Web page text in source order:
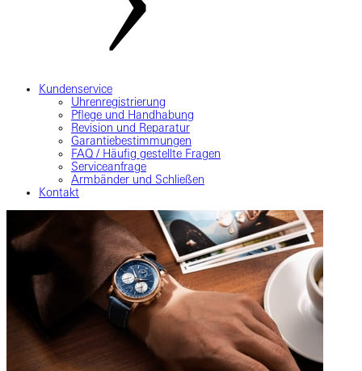
Kundenservice
Uhrenregistrierung
Pflege und Handhabung
Revision und Reparatur
Garantiebestimmungen
FAQ / Häufig gestellte Fragen
Serviceanfrage
Armbänder und Schließen
Kontakt